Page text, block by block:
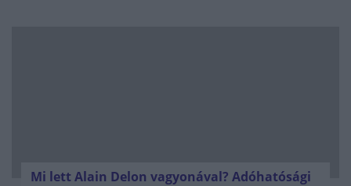
Mi lett Alain Delon vagyonával? Adóhatósági